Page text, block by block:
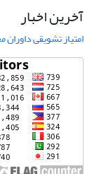
آخرین اخبار
امتیاز تشویقی داوران